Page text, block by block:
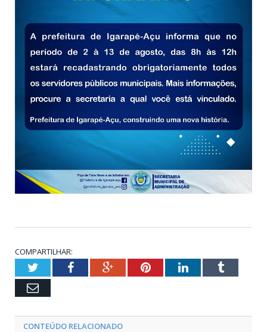
COMPARTILHAR:
TwitterFacebookGoogle+PinterestLinkedInTumblr
Email
CONTEÚDO RELACIONADO